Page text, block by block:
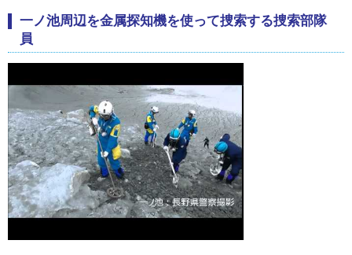
一ノ池周辺を金属探知機を使って捜索する捜索部隊
員